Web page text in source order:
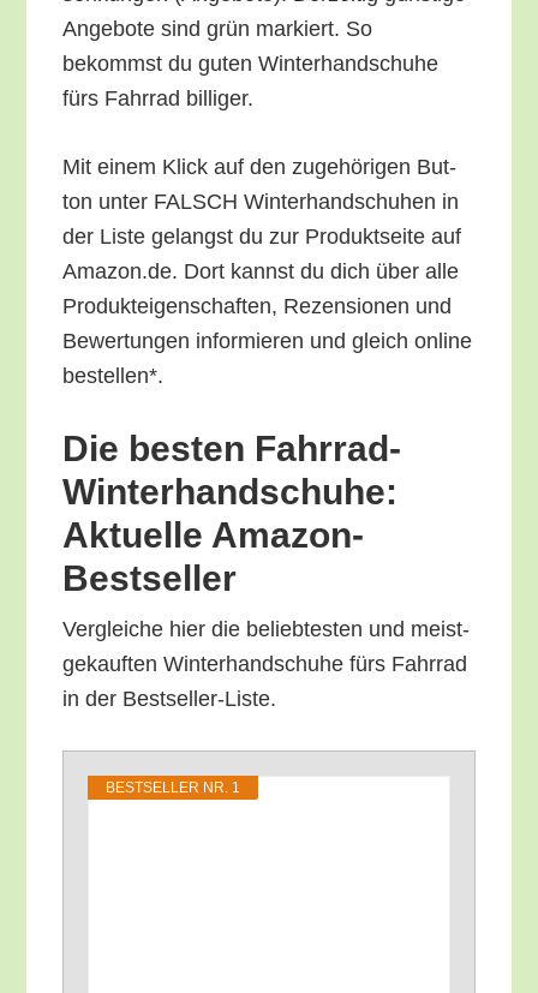
Ange­bo­te sind grün mar­kiert. So
bekommst du guten Win­ter­hand­schu­he
fürs Fahr­rad billiger.
Mit einem Klick auf den zuge­hö­ri­gen But­
ton unter FALSCH Win­ter­hand­schu­hen in
der Lis­te gelangst du zur Pro­dukt­sei­te auf
Amazon.de. Dort kannst du dich über alle
Pro­duk­tei­gen­schaf­ten, Rezen­sio­nen und
Bewer­tun­gen infor­mie­ren und gleich online
bestellen*.
Die bes­ten Fahr­rad-
Win­ter­hand­schu­he:
Aktu­el­le Amazon-
Bestseller
Ver­glei­che hier die belieb­tes­ten und meist­
ge­kauf­ten Win­ter­hand­schu­he fürs Fahr­rad
in der Bestseller-Liste.
BEST­SEL­LER NR. 1